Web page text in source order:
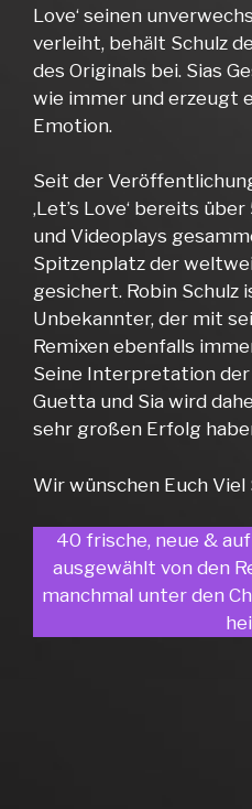
Love‘ seinen
verleiht, behält Schulz
des Originals bei. Sias
wie immer und erzeugt
Emotion.
Seit der
‚Let’s Love‘ bereits
und Videoplays
Spitzenplatz der
gesichert. Robin Schulz
Unbekannter, der mit
Remixen ebenfalls
Seine Interpretation der
Guetta und Sia wird
sehr großen Erfolg
Wir wünschen Euch
40 frische, neue &
ausgewählt von den
manchmal unter den